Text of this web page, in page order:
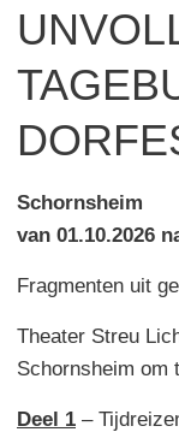
Schornsheim
van 01.10.2026
Fragmenten uit
Theater Streu
Schornsheim om
Deel 1 –